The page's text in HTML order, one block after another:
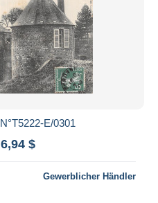
E/0301
$
Gewerblicher Händler